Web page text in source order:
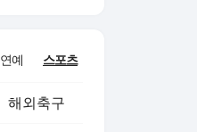
연예 스포츠
해외축구